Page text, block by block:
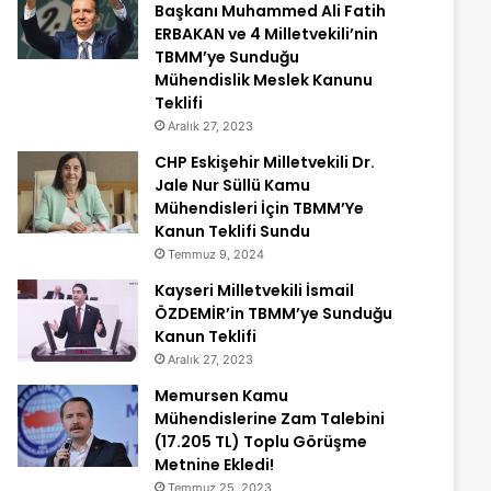
Başkanı Muhammed Ali Fatih
ERBAKAN ve 4 Milletvekili’nin
TBMM’ye Sunduğu
Mühendislik Meslek Kanunu
Teklifi
Aralık 27, 2023
CHP Eskişehir Milletvekili Dr.
Jale Nur Süllü Kamu
Mühendisleri İçin TBMM’Ye
Kanun Teklifi Sundu
Temmuz 9, 2024
Kayseri Milletvekili İsmail
ÖZDEMİR’in TBMM’ye Sunduğu
Kanun Teklifi
Aralık 27, 2023
Memursen Kamu
Mühendislerine Zam Talebini
(17.205 TL) Toplu Görüşme
Metnine Ekledi!
Temmuz 25, 2023